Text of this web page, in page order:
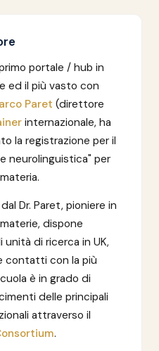
portale / hub in
ed il più vasto con
Paret (direttore
internazionale, ha
la registrazione per il
neurolinguistica" per
Dr. Paret, pioniere in
dispone
di ricerca in UK,
contatti con la più
è in grado di
delle principali
attraverso il
.